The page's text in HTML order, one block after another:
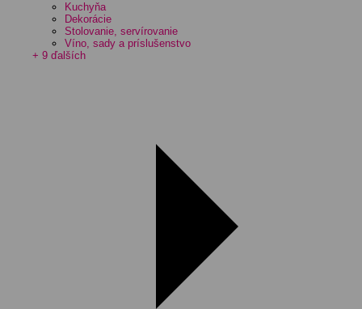
Kuchyňa
Dekorácie
Stolovanie, servírovanie
Víno, sady a príslušenstvo
+ 9 ďalších